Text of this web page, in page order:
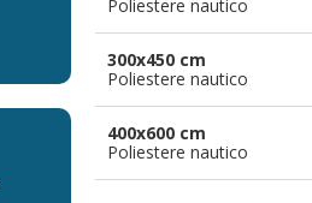
Poliestere nautico
300x450 cm
Poliestere nautico
400x600 cm
Poliestere nautico